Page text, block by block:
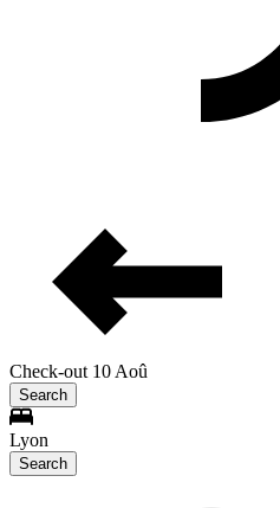
Check-out 10 Aoû
Search
Lyon
Search